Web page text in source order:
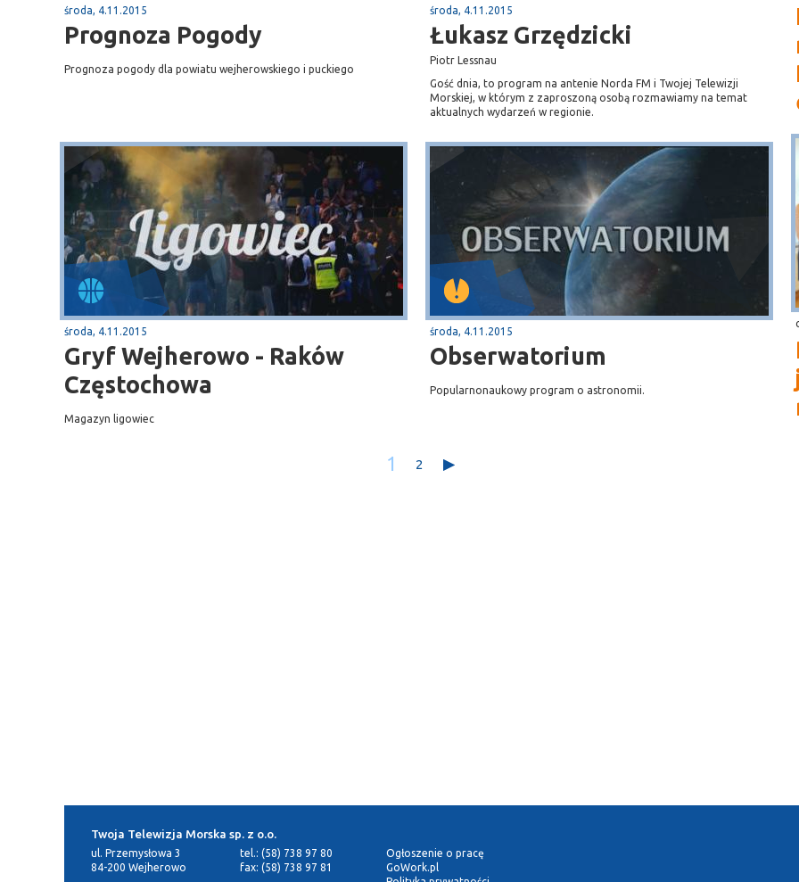
środa, 4.11.2015
Prognoza Pogody
Prognoza pogody dla powiatu wejherowskiego i puckiego
środa, 4.11.2015
Łukasz Grzędzicki
Piotr Lessnau
Gość dnia, to program na antenie Norda FM i Twojej Telewizji
Morskiej, w którym z zaproszoną osobą rozmawiamy na temat
aktualnych wydarzeń w regionie.
środa, 4.11.2015
Gryf Wejherowo - Raków
Częstochowa
Magazyn ligowiec
środa, 4.11.2015
Obserwatorium
Popularnonaukowy program o astronomii.
1 2
Twoja Telewizja Morska sp. z o.o.
ul. Przemysłowa 3
84-200 Wejherowo
tel.: (58) 738 97 80
fax: (58) 738 97 81
Ogłoszenie o pracę
GoWork.pl